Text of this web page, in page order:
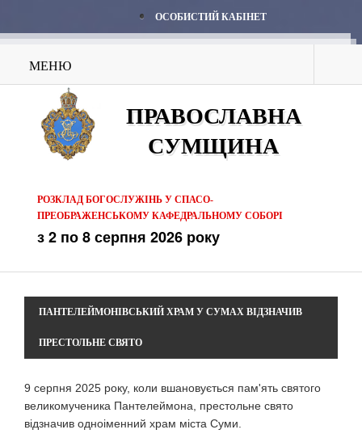
ОСОБИСТИЙ КАБІНЕТ
МЕНЮ
ПРАВОСЛАВНА
СУМЩИНА
РОЗКЛАД БОГОСЛУЖІНЬ У СПАСО-
ПРЕОБРАЖЕНСЬКОМУ КАФЕДРАЛЬНОМУ СОБОРІ
з 2 по 8 серпня 2026 року
ПАНТЕЛЕЙМОНІВСЬКИЙ ХРАМ У СУМАХ ВІДЗНАЧИВ
ПРЕСТОЛЬНЕ СВЯТО
9 серпня 2025 року, коли вшановується пам'ять святого
великомученика Пантелеймона, престольне свято
відзначив одноіменний храм міста Суми.